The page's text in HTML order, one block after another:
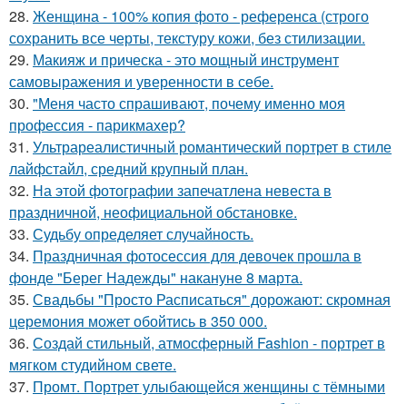
28. Женщина - 100% копия фото - референса (строго
сохранить все черты, текстуру кожи, без стилизации.
29. Макияж и прическа - это мощный инструмент
самовыражения и уверенности в себе.
30. "Меня часто спрашивают, почему именно моя
профессия - парикмахер?
31. Ультрареалистичный романтический портрет в стиле
лайфстайл, средний крупный план.
32. На этой фотографии запечатлена невеста в
праздничной, неофициальной обстановке.
33. Судьбу определяет случайность.
34. Праздничная фотосессия для девочек прошла в
фонде "Берег Надежды" накануне 8 марта.
35. Свадьбы "Просто Расписаться" дорожают: скромная
церемония может обойтись в 350 000.
36. Создай стильный, атмосферный Fashion - портрет в
мягком студийном свете.
37. Промт. Портрет улыбающейся женщины с тёмными